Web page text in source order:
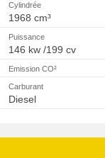
Cylindrée
1968 cm³
Puissance
146 kw /199 cv
Emission CO²
Carburant
Diesel